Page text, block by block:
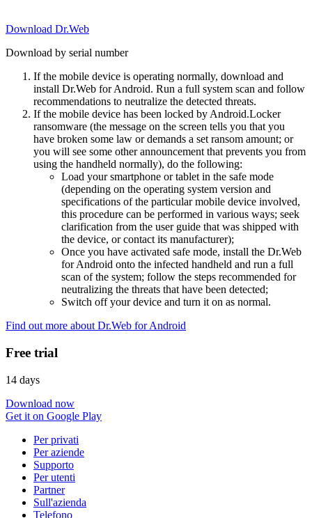
Download Dr.Web
Download by serial number
If the mobile device is operating normally, download and
install Dr.Web for Android. Run a full system scan and follow
recommendations to neutralize the detected threats.
If the mobile device has been locked by Android.Locker
ransomware (the message on the screen tells you that you
have broken some law or demands a set ransom amount; or
you will see some other announcement that prevents you from
using the handheld normally), do the following:
Load your smartphone or tablet in the safe mode
(depending on the operating system version and
specifications of the particular mobile device involved,
this procedure can be performed in various ways; seek
clarification from the user guide that was shipped with
the device, or contact its manufacturer);
Once you have activated safe mode, install the Dr.Web
for Android onto the infected handheld and run a full
scan of the system; follow the steps recommended for
neutralizing the threats that have been detected;
Switch off your device and turn it on as normal.
Find out more about Dr.Web for Android
Free trial
14 days
Download now
Get it on Google Play
Per privati
Per aziende
Supporto
Per utenti
Partner
Sull'azienda
Telefono